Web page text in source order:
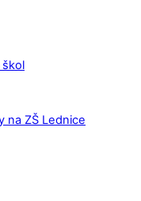
škol
na ZŠ Lednice